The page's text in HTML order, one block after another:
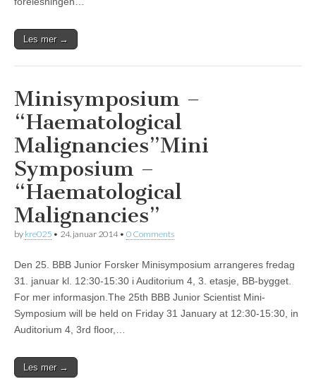
Les mer →
Minisymposium –
“Haematological
Malignancies”Mini
Symposium –
“Haematological
Malignancies”
by kre025 • 24. januar 2014• 0 Comments
Den 25. BBB Junior Forsker Minisymposium arrangeres fredag
31. januar kl. 12:30-15:30 i Auditorium 4, 3. etasje, BB-bygget.
For mer informasjon.The 25th BBB Junior Scientist Mini-
Symposium will be held on Friday 31 January at 12:30-15:30, in
Auditorium 4, 3rd floor,…
Les mer →